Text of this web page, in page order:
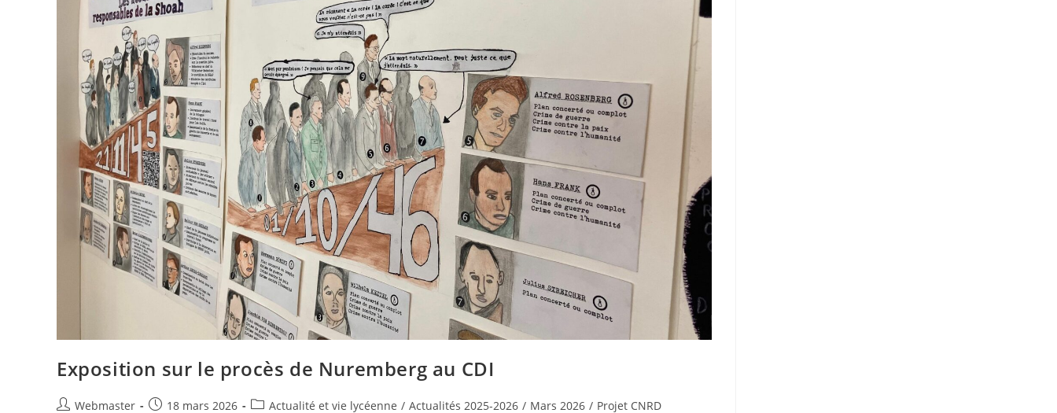
Exposition sur le procès de Nuremberg au CDI
Auteur/autrice
Webmaster
Publication
18 mars 2026
PostActualité et vie lycéenne / Actualités 2025-2026 / Mars 2026 / Projet CNRD